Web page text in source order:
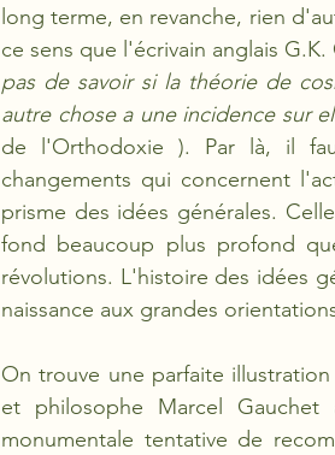
long terme, en revanche, rien
ce sens que l'écrivain anglais
pas de savoir si la théorie de
autre chose a une incidence sur
de l'Orthodoxie ). Par là, il
changements qui concernent
prisme des idées générales.
fond beaucoup plus profond
révolutions. L'histoire des idées
naissance aux grandes
On trouve une parfaite
et philosophe Marcel
monumentale tentative de